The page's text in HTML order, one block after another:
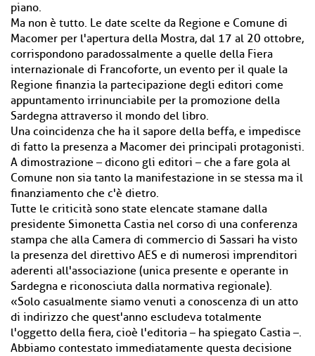
piano.
Ma non è tutto. Le date scelte da Regione e Comune di
Macomer per l'apertura della Mostra, dal 17 al 20 ottobre,
corrispondono paradossalmente a quelle della Fiera
internazionale di Francoforte, un evento per il quale la
Regione finanzia la partecipazione degli editori come
appuntamento irrinunciabile per la promozione della
Sardegna attraverso il mondo del libro.
Una coincidenza che ha il sapore della beffa, e impedisce
di fatto la presenza a Macomer dei principali protagonisti.
A dimostrazione – dicono gli editori – che a fare gola al
Comune non sia tanto la manifestazione in se stessa ma il
finanziamento che c'è dietro.
Tutte le criticità sono state elencate stamane dalla
presidente Simonetta Castia nel corso di una conferenza
stampa che alla Camera di commercio di Sassari ha visto
la presenza del direttivo AES e di numerosi imprenditori
aderenti all'associazione (unica presente e operante in
Sardegna e riconosciuta dalla normativa regionale).
«Solo casualmente siamo venuti a conoscenza di un atto
di indirizzo che quest'anno escludeva totalmente
l'oggetto della fiera, cioè l'editoria – ha spiegato Castia –.
Abbiamo contestato immediatamente questa decisione